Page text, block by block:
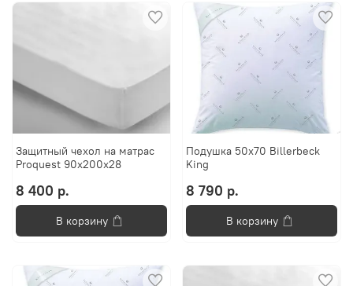
Защитный чехол на матрас
Proquest 90x200x28
8 400 р.
В корзину
Подушка 50x70 Billerbeck
King
8 790 р.
В корзину